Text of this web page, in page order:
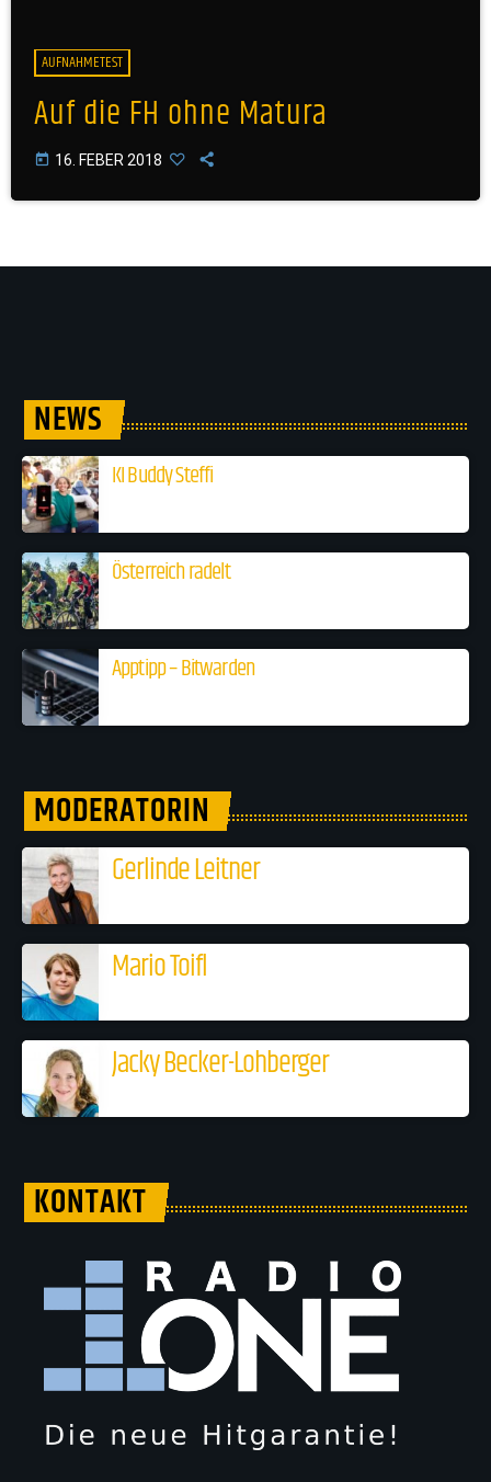
AUFNAHMETEST
Auf die FH ohne Matura
today 16. FEBER 2018
NEWS
KI Buddy Steffi
Österreich radelt
Apptipp – Bitwarden
MODERATORIN
Gerlinde Leitner
Mario Toifl
Jacky Becker-Lohberger
KONTAKT